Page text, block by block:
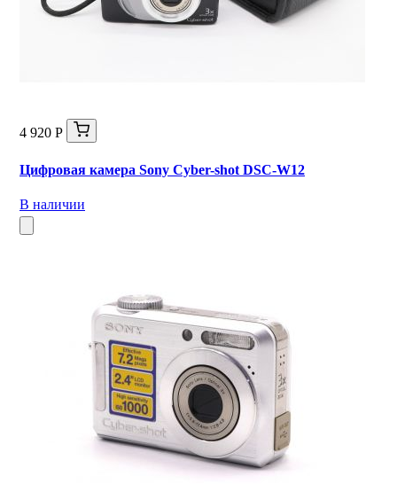
4 920 Р
Цифровая камера Sony Cyber-shot DSC-W12
В наличии